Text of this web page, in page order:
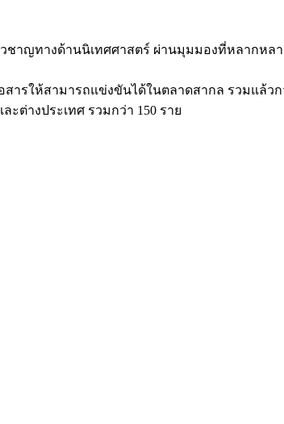
ชาญทางด้านนิเทศศาสตร์ ผ่านมุมมองที่หลากหล
ให้สามารถแข่งขันได้ในตลาดสากล รวมแล้วกว่
ต่างประเทศ รวมกว่า 150 ราย